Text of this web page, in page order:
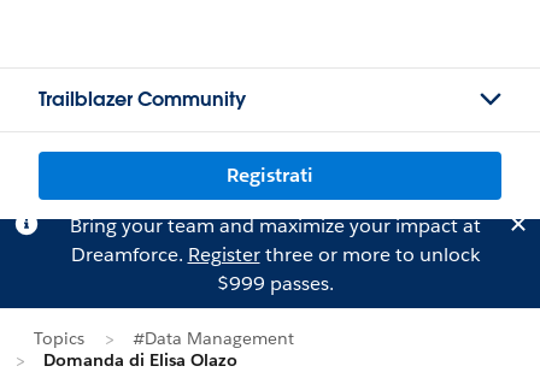
Trailblazer Community
Registrati
Bring your team and maximize your impact at
Dreamforce. Registerthree or more to unlock
$999 passes.
Topics
#Data Management
Domanda di Elisa Olazo